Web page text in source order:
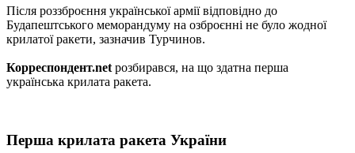
Після роззброєння української армії відповідно до
Будапештського меморандуму на озброєнні не було жодної
крилатої ракети, зазначив Турчинов.
Корреспондент.net розбирався, на що здатна перша
українська крилата ракета.
Перша крилата ракета України